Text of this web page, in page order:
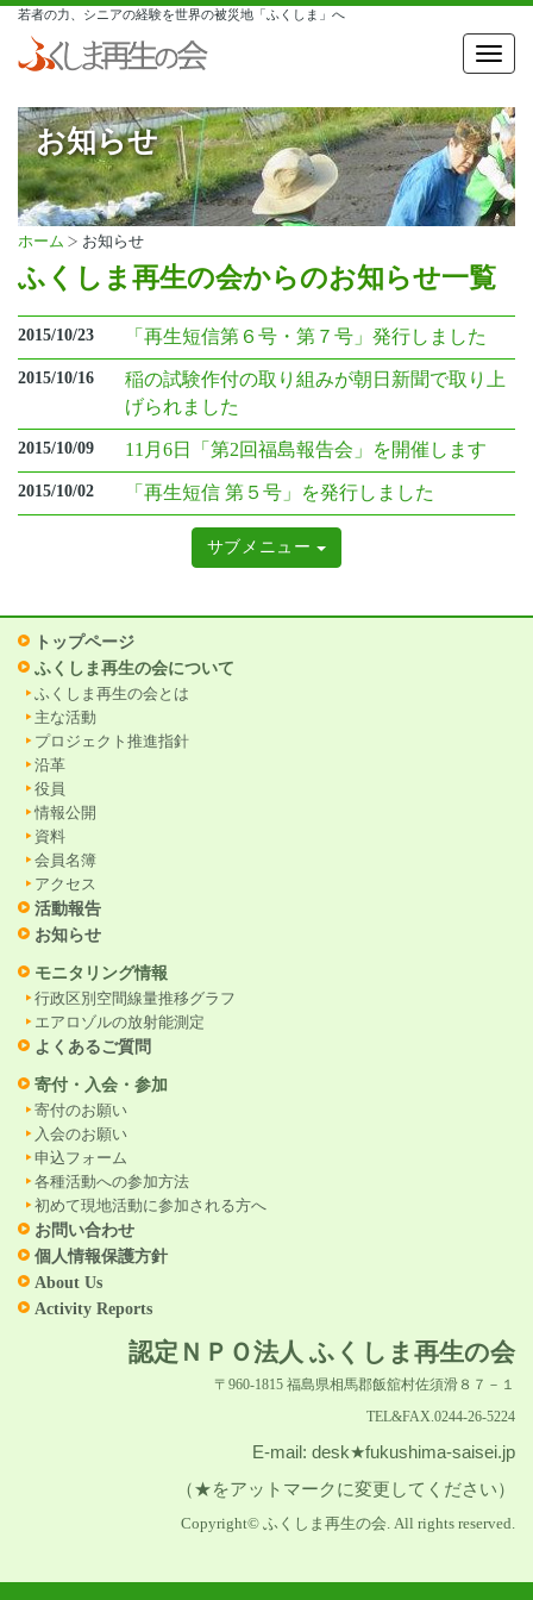
若者の力、シニアの経験を世界の被災地「ふくしま」へ
お知らせ
ホーム お知らせ
ふくしま再生の会からのお知らせ一覧
2015/10/23 「再生短信第６号・第７号」発行しました
2015/10/16
稲の試験作付の取り組みが朝日新聞で取り上
げられました
2015/10/09 11月6日「第2回福島報告会」を開催します
2015/10/02 「再生短信 第５号」を発行しました
サブメニュー
トップページ
ふくしま再生の会について
ふくしま再生の会とは
主な活動
プロジェクト推進指針
沿革
役員
情報公開
資料
会員名簿
アクセス
活動報告
お知らせ
モニタリング情報
行政区別空間線量推移グラフ
エアロゾルの放射能測定
よくあるご質問
寄付・入会・参加
寄付のお願い
入会のお願い
申込フォーム
各種活動への参加方法
初めて現地活動に参加される方へ
お問い合わせ
個人情報保護方針
About Us
Activity Reports
認定ＮＰＯ法人 ふくしま再生の会
〒960-1815 福島県相馬郡飯舘村佐須滑８７－１
TEL&FAX.0244-26-5224
E-mail: desk★fukushima-saisei.jp
（★をアットマークに変更してください）
Copyright© ふくしま再生の会. All rights reserved.